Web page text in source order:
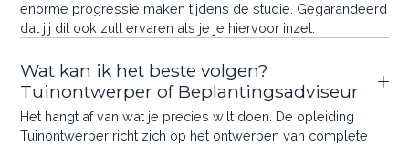
enorme progressie maken tijdens de studie. Gegarandeerd
dat jij dit ook zult ervaren als je je hiervoor inzet.
Wat kan ik het beste volgen?
Tuinontwerper of Beplantingsadviseur
Het hangt af van wat je precies wilt doen. De opleiding
Tuinontwerper richt zich op het ontwerpen van complete